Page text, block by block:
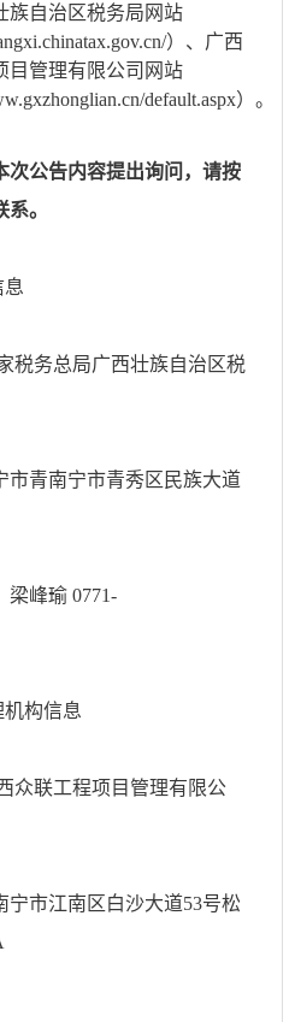
族自治区税务局网站
）、广西
目管理有限公司网站
default.aspx）。
次公告内容提出询问，请按
。
息
税务总局广西壮族自治区税
市青南宁市青秀区民族大道
号
梁峰瑜 0771-
机构信息
众联工程项目管理有限公
市江南区白沙大道53号松